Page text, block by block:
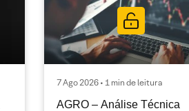
7 Ago 2026 • 1 min de leitura
AGRO – Análise Técnica